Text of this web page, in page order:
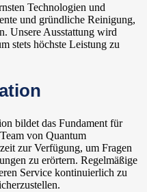
Technologien und
und gründliche Reinigung,
Unsere Ausstattung wird
stets höchste Leistung zu
bildet das Fundament für
von Quantum
zur Verfügung, um Fragen
zu erörtern. Regelmäßige
Service kontinuierlich zu